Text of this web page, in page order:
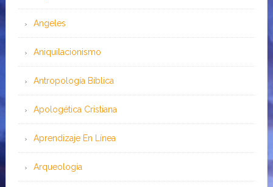
Angeles
Aniquilacionismo
Antropología Bíblica
Apologética Cristiana
Aprendizaje En Línea
Arqueología